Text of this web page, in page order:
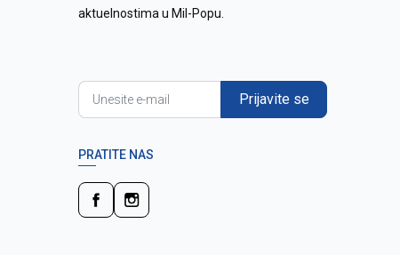
aktuelnostima u Mil-Popu.
Prijavite se
PRATITE NAS